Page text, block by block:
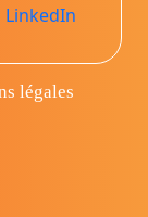
légales